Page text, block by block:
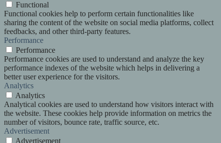
Functional
Functional cookies help to perform certain functionalities like
sharing the content of the website on social media platforms, collect
feedbacks, and other third-party features.
Performance
Performance
Performance cookies are used to understand and analyze the key
performance indexes of the website which helps in delivering a
better user experience for the visitors.
Analytics
Analytics
Analytical cookies are used to understand how visitors interact with
the website. These cookies help provide information on metrics the
number of visitors, bounce rate, traffic source, etc.
Advertisement
Advertisement